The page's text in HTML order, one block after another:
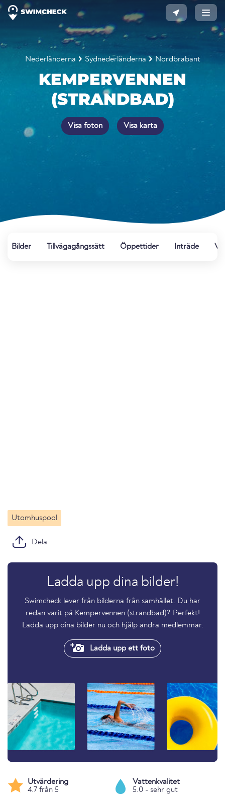
Nederländerna Sydnederländerna Nordbrabant
KEMPERVENNEN
(STRANDBAD)
Visa foton Visa karta
Bilder Tillvägagångssätt Öppettider Inträde
Utomhuspool
Dela
Ladda upp dina bilder!
Swimcheck lever från bilderna från samhället. Du har
redan varit på Kempervennen (strandbad)? Perfekt!
Ladda upp dina bilder nu och hjälp andra medlemmar.
Ladda upp ett foto
Utvärdering
4.7 från 5
Vattenkvalitet
5.0 - sehr gut